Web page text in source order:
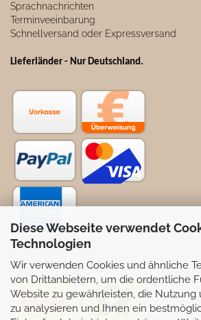
Diese Webseite verwendet
Technologien
Wir verwenden Cookies und ähnliche
von Drittanbietern, um die ordentliche
Website zu gewährleisten, die Nutzung
zu analysieren und Ihnen ein
Sprachnachrichten
Terminveeinbarung
Schnellversand oder Expressversand
Lieferländer - Nur Deutschland.
Selbstabhollung möglich